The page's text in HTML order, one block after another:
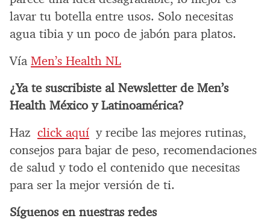
lavar tu botella entre usos. Solo necesitas
agua tibia y un poco de jabón para platos.
Vía Men’s Health NL
¿Ya te suscribiste al Newsletter de Men’s
Health México y Latinoamérica?
Haz click aquí y recibe las mejores rutinas,
consejos para bajar de peso, recomendaciones
de salud y todo el contenido que necesitas
para ser la mejor versión de ti.
Síguenos en nuestras redes